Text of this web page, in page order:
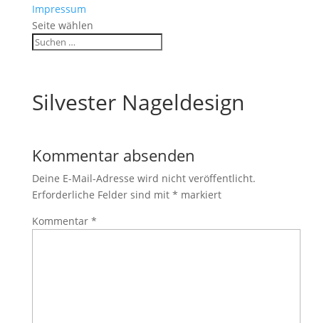
Impressum
Seite wählen
Silvester Nageldesign
Kommentar absenden
Deine E-Mail-Adresse wird nicht veröffentlicht.
Erforderliche Felder sind mit * markiert
Kommentar *